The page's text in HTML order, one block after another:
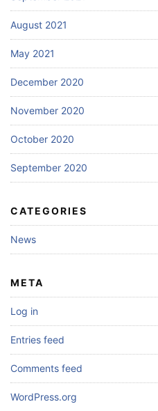
August 2021
May 2021
December 2020
November 2020
October 2020
September 2020
CATEGORIES
News
META
Log in
Entries feed
Comments feed
WordPress.org